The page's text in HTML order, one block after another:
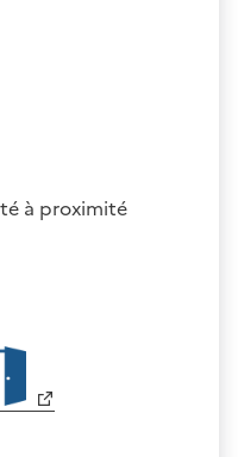
à proximité